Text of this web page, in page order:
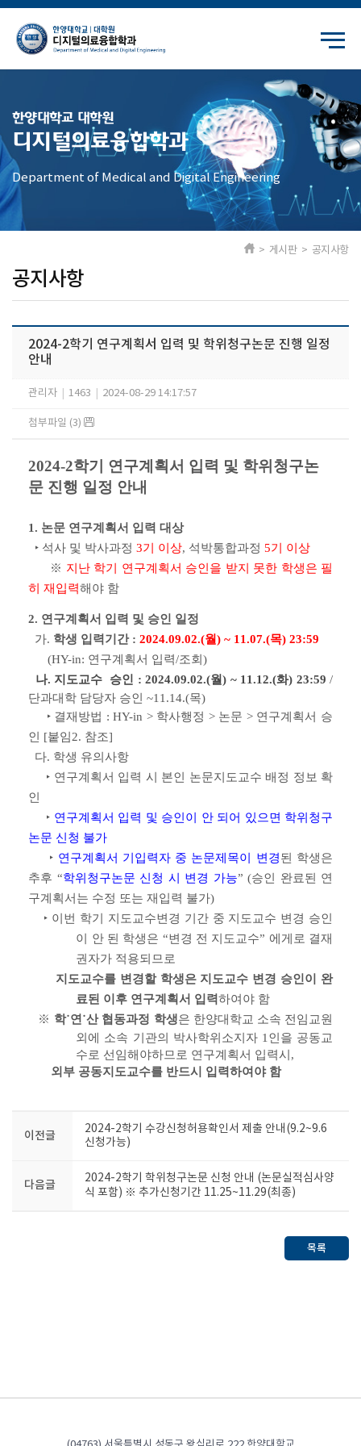
한양대학교 대학원
디지털의료융합학과
Department of Medical and Digital Engineering
공지사항
> 게시판 > 공지사항
2024-2학기 연구계획서 입력 및 학위청구논문 진행 일정
안내
관리자 1463 2024-08-29 14:17:57
첨부파일 (3)
2024-2학기 연구계획서 입력 및 학위청구논
문 진행 일정 안내
1. 논문 연구계획서 입력 대상
‣ 석사 및 박사과정 3기 이상, 석박통합과정 5기 이상
※ 지난 학기 연구계획서 승인을 받지 못한 학생은 필
히 재입력해야 함
2. 연구계획서 입력 및 승인 일정
가. 학생 입력기간 : 2024.09.02.(월) ~ 11.07.(목) 23:59
(HY-in: 연구계획서 입력/조회)
나. 지도교수 승인 :2024.09.02.(월) ~ 11.12.(화) 23:59 /
단과대학 담당자 승인 ~11.14.(목)
‣결재방법 : HY-in > 학사행정 > 논문 > 연구계획서 승
인 [붙임2. 참조]
다. 학생 유의사항
‣ 연구계획서 입력 시 본인 논문지도교수 배정 정보 확
인
‣ 연구계획서 입력 및 승인이 안 되어 있으면 학위청구
논문 신청 불가
‣ 연구계획서 기입력자 중 논문제목이 변경된 학생은
추후 “학위청구논문 신청 시 변경 가능” (승인 완료된 연
구계획서는 수정 또는 재입력 불가)
‣ 이번 학기 지도교수변경 기간 중 지도교수 변경 승인
이 안 된 학생은 “변경 전 지도교수” 에게로 결재
권자가 적용되므로
지도교수를 변경할 학생은 지도교수 변경 승인이 완
료된 이후 연구계획서 입력하여야 함
※ 학˙연˙산 협동과정 학생은 한양대학교 소속 전임교원
외에 소속 기관의 박사학위소지자 1인을 공동교
수로 선임해야하므로 연구계획서 입력시,
외부 공동지도교수를 반드시 입력하여야 함
이전글
2024-2학기 수강신청허용확인서 제출 안내(9.2~9.6
신청가능)
다음글
2024-2학기 학위청구논문 신청 안내 (논문실적심사양
식 포함) ※ 추가신청기간 11.25~11.29(최종)
목록